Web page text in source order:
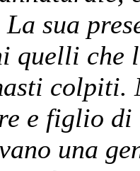
sua
quelli che
colpiti.
e figlio
una